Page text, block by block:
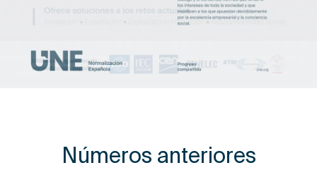
Números anteriores